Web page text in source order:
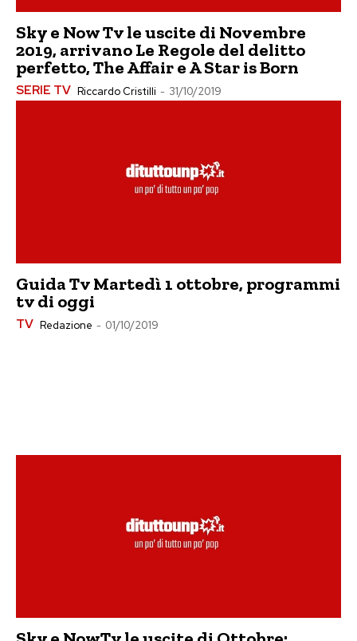
Sky e Now Tv le uscite di Novembre
2019, arrivano Le Regole del delitto
perfetto, The Affair e A Star is Born
SERIE TV Riccardo Cristilli - 31/10/2019
Guida Tv Martedì 1 ottobre, programmi
tv di oggi
TV Redazione - 01/10/2019